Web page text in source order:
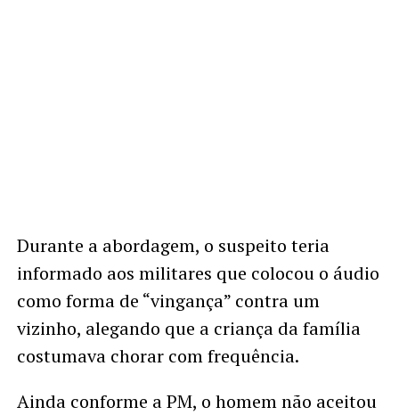
Durante a abordagem, o suspeito teria
informado aos militares que colocou o áudio
como forma de “vingança” contra um
vizinho, alegando que a criança da família
costumava chorar com frequência.
Ainda conforme a PM, o homem não aceitou